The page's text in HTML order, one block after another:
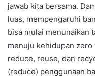
jawab kita bersama.
luas, mempengaruhi
bisa mulai menunaikan
menuju kehidupan
reduce, reuse, dan
(reduce) penggunaan